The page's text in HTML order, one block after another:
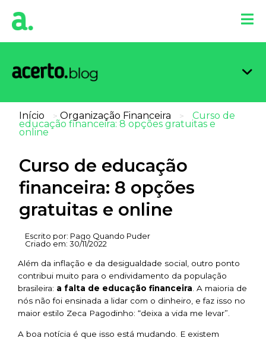
Início > Organização Financeira > Curso de
educação financeira: 8 opções gratuitas e
online
Curso de educação
financeira: 8 opções
gratuitas e online
Escrito por: Pago Quando Puder
Criado em: 30/11/2022
Além da inflação e da desigualdade social, outro ponto
contribui muito para o endividamento da população
brasileira: a falta de educação financeira . A maioria de
nós não foi ensinada a lidar com o dinheiro, e faz isso no
maior estilo Zeca Pagodinho: “deixa a vida me levar”
A boa notícia é que isso está mudando. E existem